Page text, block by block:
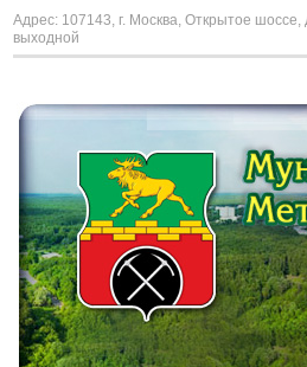
Адрес: 107143, г. Москва, Открытое шоссе,
выходной